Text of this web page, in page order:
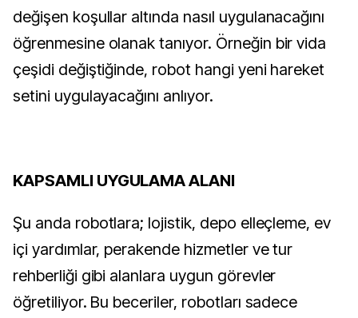
değişen koşullar altında nasıl uygulanacağını
öğrenmesine olanak tanıyor. Örneğin bir vida
çeşidi değiştiğinde, robot hangi yeni hareket
setini uygulayacağını anlıyor.
KAPSAMLI UYGULAMA ALANI
Şu anda robotlara; lojistik, depo elleçleme, ev
içi yardımlar, perakende hizmetler ve tur
rehberliği gibi alanlara uygun görevler
öğretiliyor. Bu beceriler, robotları sadece